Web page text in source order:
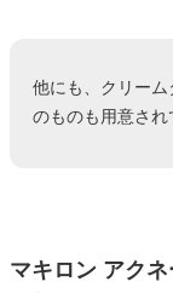
他にも、クリー
のものも用意され
マキロン アク